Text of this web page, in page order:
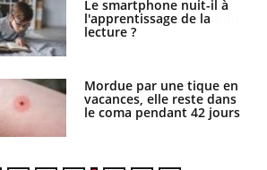
Le smartphone nuit-il à
l'apprentissage de la
lecture ?
Mordue par une tique en
vacances, elle reste dans
le coma pendant 42 jours